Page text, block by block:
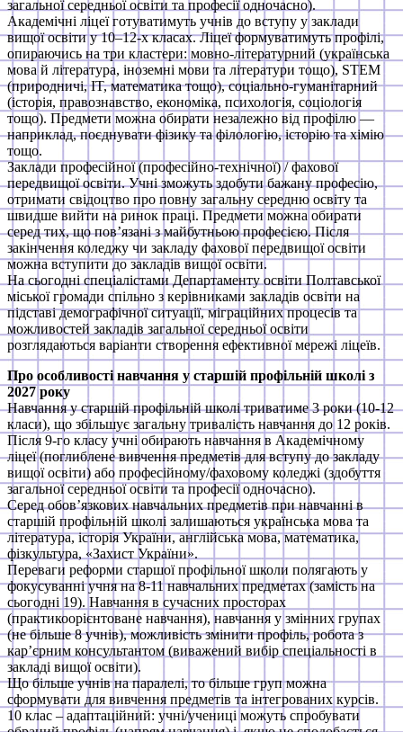
загальної середньої освіти та професії одночасно).
Академічні ліцеї готуватимуть учнів до вступу у заклади
вищої освіти у 10–12-х класах. Ліцеї формуватимуть профілі,
опираючись на три кластери: мовно-літературний (українська
мова й література, іноземні мови та літератури тощо), STEM
(природничі, IT, математика тощо), соціально-гуманітарний
(історія, правознавство, економіка, психологія, соціологія
тощо). Предмети можна обирати незалежно від профілю —
наприклад, поєднувати фізику та філологію, історію та хімію
тощо.
Заклади професійної (професійно-технічної) / фахової
передвищої освіти. Учні зможуть здобути бажану професію,
отримати свідоцтво про повну загальну середню освіту та
швидше вийти на ринок праці. Предмети можна обирати
серед тих, що пов’язані з майбутньою професією. Після
закінчення коледжу чи закладу фахової передвищої освіти
можна вступити до закладів вищої освіти.
На сьогодні спеціалістами Департаменту освіти Полтавської
міської громади спільно з керівниками закладів освіти на
підставі демографічної ситуації, міграційних процесів та
можливостей закладів загальної середньої освіти
розглядаються варіанти створення ефективної мережі ліцеїв.
Про особливості навчання у старшій профільній школі з
2027 року
Навчання у старшій профільній школі триватиме 3 роки (10-12
класи), що збільшує загальну тривалість навчання до 12 років.
Після 9-го класу учні обирають навчання в Академічному
ліцеї (поглиблене вивчення предметів для вступу до закладу
вищої освіти) або професійному/фаховому коледжі (здобуття
загальної середньої освіти та професії одночасно).
Серед обов’язкових навчальних предметів при навчанні в
старшій профільній школі залишаються українська мова та
література, історія України, англійська мова, математика,
фізкультура, «Захист України».
Переваги реформи старшої профільної школи полягають у
фокусуванні учня на 8-11 навчальних предметах (замість на
сьогодні 19). Навчання в сучасних просторах
(практикоорієнтоване навчання), навчання у змінних групах
(не більше 8 учнів), можливість змінити профіль, робота з
кар’єрним консультантом (виважений вибір спеціальності в
закладі вищої освіти).
Що більше учнів на паралелі, то більше груп можна
сформувати для вивчення предметів та інтегрованих курсів.
10 клас – адаптаційний: учні/учениці можуть спробувати